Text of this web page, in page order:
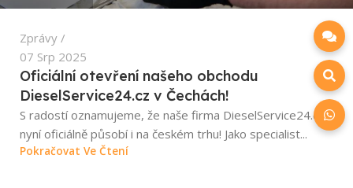
Zprávy
07 Srp 2025
Oficiální otevření našeho obchodu
DieselService24.cz v Čechách!
S radostí oznamujeme, že naše firma DieselService24.cz
nyní oficiálně působí i na českém trhu! Jako specialist...
Pokračovat Ve Čtení